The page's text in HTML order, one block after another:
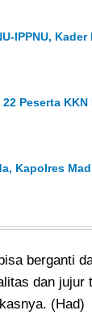
IPPNU,
Peserta
Kapolres
berganti
dan
(Had)